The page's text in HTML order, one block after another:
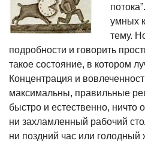
умных
тему.
подробности и говорить
такое состояние, в котором
Концентрация и
максимальны, правильные
быстро и естественно, ничто
ни захламленный рабочий
ни поздний час или голодный